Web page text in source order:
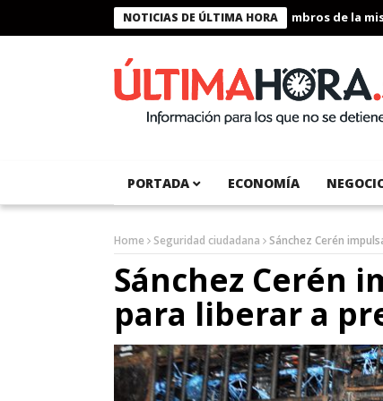
NOTICIAS DE ÚLTIMA HORA
Presidente Bukele condecora a miembros de la
PORTADA ECONOMÍA
Home Seguridad ciudadana Sánchez Cerén
Sánchez Cerén
para liberar a